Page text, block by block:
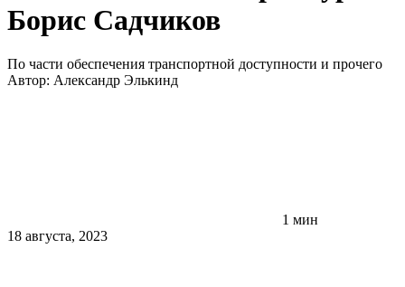
Борис Садчиков
По части обеспечения транспортной доступности и прочего
Автор: Александр Элькинд
1 мин
18 августа, 2023